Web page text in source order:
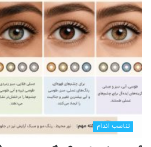
تناسب اندام